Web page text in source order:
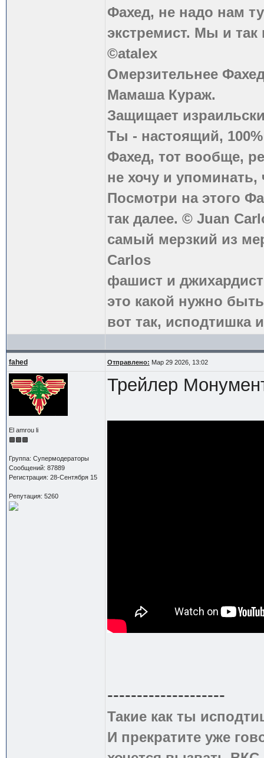
Фахед, не надо нам
экстремист. Мы и
©atalex
Омерзительнее
Мамаша Кураж.
Защищает
Ты - настоящий,
Фахед, тот вообще,
не хочу и
Посмотри на этого
так далее. © Juan
самый мерзкий из
Carlos
фашист и
это какой нужно
вот так, исподтишка
fahed Отправлено: Мар 29 2026, 13:02
El amrou li
Группа: Супермодераторы
Сообщений: 87889
Регистрация: 28-Сентября 15
Репутация: 5260
Трейлер
--------------------
Такие как ты
И прекратите уже